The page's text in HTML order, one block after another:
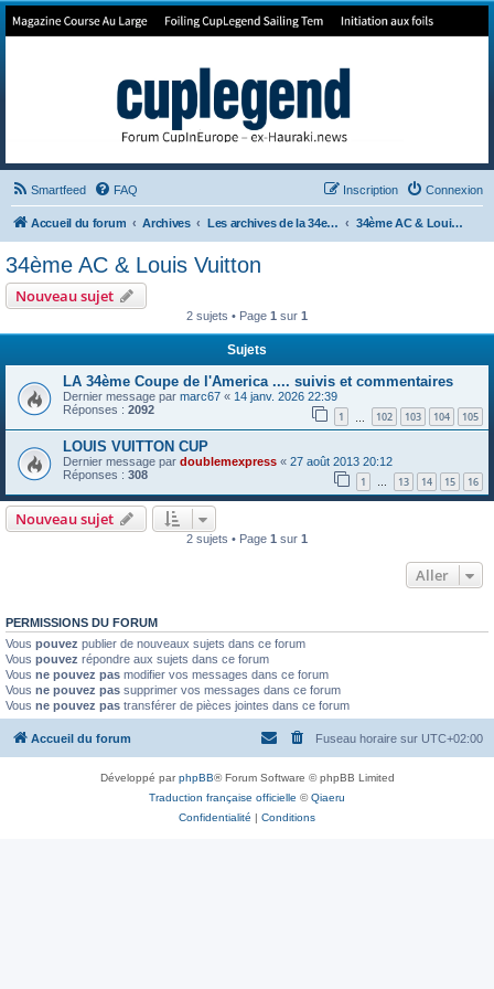
Forum de Cup In Europe
Smartfeed FAQ Connexion
Inscription
Accueil du forum Archives Les archives de la 34e America's Cup 34ème AC & Louis Vuitton
34ème AC & Louis Vuitton
Nouveau sujet
2 sujets • Page 1 sur 1
Sujets
LA 34ème Coupe de l'America .... suivis et commentaires
Dernier message par marc67 « 14 janv. 2026 22:39
Réponses : 2092 1 102 103 104 105
LOUIS VUITTON CUP
Dernier message par doublemexpress « 27 août 2013 20:12
Réponses : 308 1 … 13 14 15 16
Nouveau sujet
2 sujets • Page 1 sur 1
Aller
PERMISSIONS DU FORUM
Vous pouvez publier de nouveaux sujets dans ce forum
Vous pouvez répondre aux sujets dans ce forum
Vous ne pouvez pas modifier vos messages dans ce forum
Vous ne pouvez pas supprimer vos messages dans ce forum
Vous ne pouvez pas transférer de pièces jointes dans ce forum
Accueil du forum Fuseau horaire sur UTC+02:00
Développé parphpBB® Forum Software © phpBB Limited
Traduction française officielle ©Qiaeru
Confidentialité | Conditions